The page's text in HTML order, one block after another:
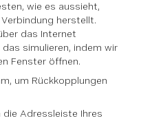
wie es aussieht,
herstellt.
das Internet
simulieren, indem wir
Fenster öffnen.
um Rückkopplungen
die Adressleiste Ihres